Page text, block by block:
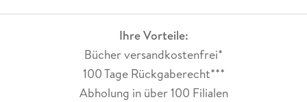
Ihre Vorteile:
Bücher versandkostenfrei*
100 Tage Rückgaberecht***
Abholung in über 100 Filialen